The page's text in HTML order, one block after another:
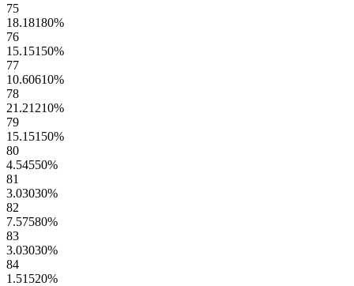
75
18.18180%
76
15.15150%
77
10.60610%
78
21.21210%
79
15.15150%
80
4.54550%
81
3.03030%
82
7.57580%
83
3.03030%
84
1.51520%